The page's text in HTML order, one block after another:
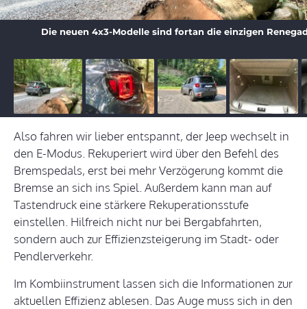
Die neuen 4x3-Modelle sind fortan die einzigen
Also fahren wir lieber entspannt, der Jeep wechselt in
den E-Modus. Rekuperiert wird über den Befehl des
Bremspedals, erst bei mehr Verzögerung kommt die
Bremse an sich ins Spiel. Außerdem kann man auf
Tastendruck eine stärkere Rekuperationsstufe
einstellen. Hilfreich nicht nur bei Bergabfahrten,
sondern auch zur Effizienzsteigerung im Stadt- oder
Pendlerverkehr.
Im Kombiinstrument lassen sich die Informationen zur
aktuellen Effizienz ablesen. Das Auge muss sich in den